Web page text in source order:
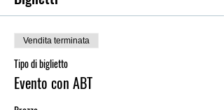
Vendita terminata
Tipo di biglietto
Evento con ABT